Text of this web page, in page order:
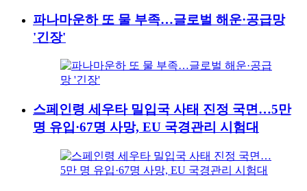
파나마운하 또 물 부족…글로벌 해운·공급망
'긴장'
스페인령 세우타 밀입국 사태 진정 국면…5만
명 유입·67명 사망, EU 국경관리 시험대